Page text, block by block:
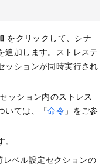
をクリックして、シナ
追加します。ストレステ
ッションが同時実行され
ッション内のストレス
いては、「命令 」をご参
ベル設定セクションの